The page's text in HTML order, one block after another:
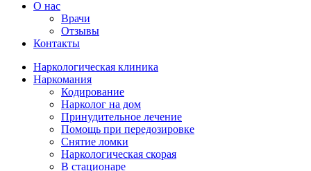
О нас
Врачи
Отзывы
Контакты
Наркологическая клиника
Наркомания
Кодирование
Нарколог на дом
Принудительное лечение
Помощь при передозировке
Снятие ломки
Наркологическая скорая
В стационаре